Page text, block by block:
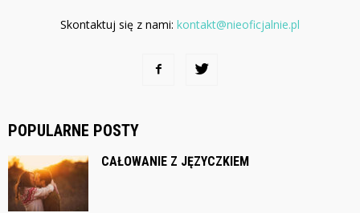
Skontaktuj się z nami: kontakt@nieoficjalnie.pl
POPULARNE POSTY
CAŁOWANIE Z JĘZYCZKIEM